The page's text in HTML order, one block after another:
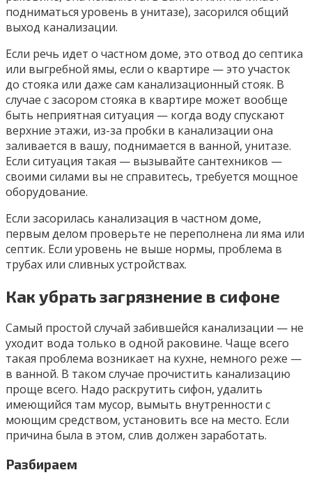
подниматься уровень в унитазе), засорился общий
выход канализации.
Если речь идет о частном доме, это отвод до септика
или выгребной ямы, если о квартире — это участок
до стояка или даже сам канализационный стояк. В
случае с засором стояка в квартире может вообще
быть неприятная ситуация — когда воду спускают
верхние этажи, из-за пробки в канализации она
заливается в вашу, поднимается в ванной, унитазе.
Если ситуация такая — вызывайте сантехников —
своими силами вы не справитесь, требуется мощное
оборудование.
Если засорилась канализация в частном доме,
первым делом проверьте не переполнена ли яма или
септик. Если уровень не выше нормы, проблема в
трубах или сливных устройствах.
Как убрать загрязнение в сифоне
Самый простой случай забившейся канализации — не
уходит вода только в одной раковине. Чаще всего
такая проблема возникает на кухне, немного реже —
в ванной. В таком случае прочистить канализацию
проще всего. Надо раскрутить сифон, удалить
имеющийся там мусор, вымыть внутренности с
моющим средством, установить все на место. Если
причина была в этом, слив должен заработать.
Разбираем